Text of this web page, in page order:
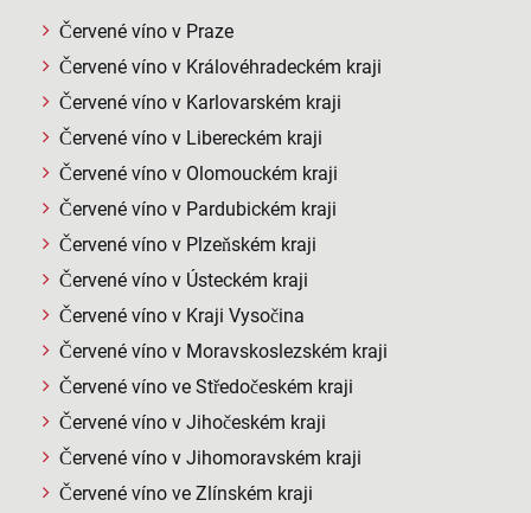
Červené víno v Praze
Červené víno v Královéhradeckém kraji
Červené víno v Karlovarském kraji
Červené víno v Libereckém kraji
Červené víno v Olomouckém kraji
Červené víno v Pardubickém kraji
Červené víno v Plzeňském kraji
Červené víno v Ústeckém kraji
Červené víno v Kraji Vysočina
Červené víno v Moravskoslezském kraji
Červené víno ve Středočeském kraji
Červené víno v Jihočeském kraji
Červené víno v Jihomoravském kraji
Červené víno ve Zlínském kraji